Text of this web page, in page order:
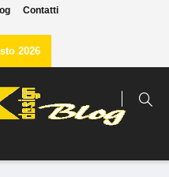
Contatti
2026